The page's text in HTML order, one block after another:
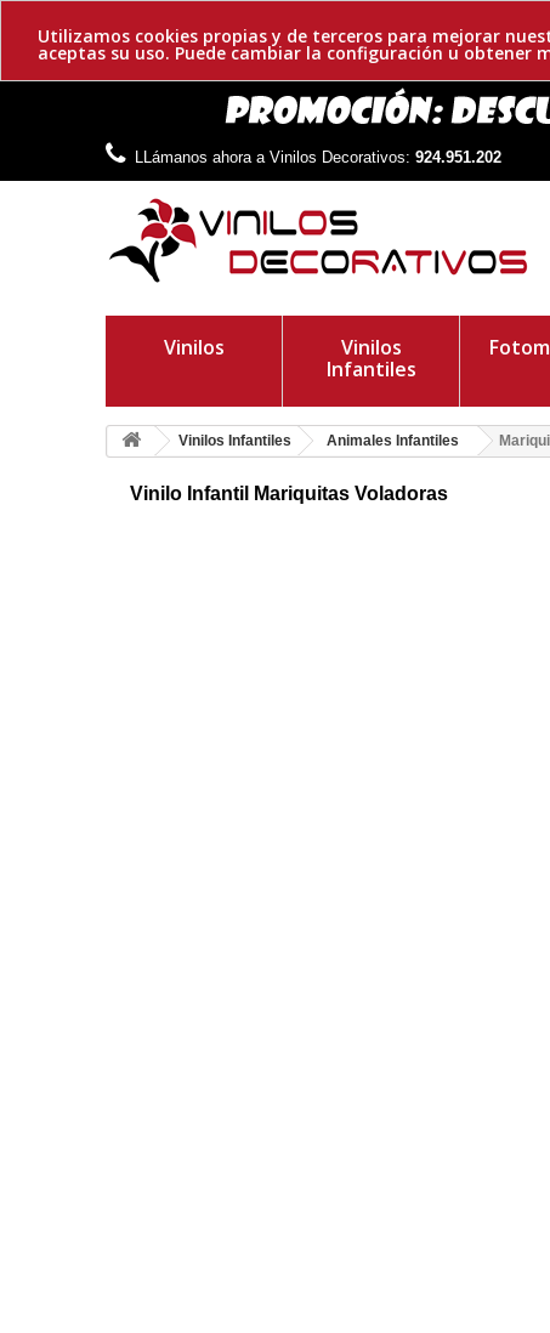
Utilizamos cookies propias y de terceros para mejorar
aceptas su uso. Puede cambiar la configuración u obtener
LLámanos ahora a Vinilos Decorativos: 924.951.202
Vinilos
Vinilos
Infantiles
Vinilos Infantiles Animales Infantiles
Vinilo Infantil Mariquitas Voladoras